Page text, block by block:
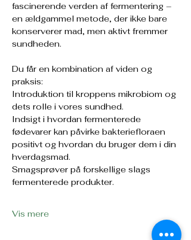
fascinerende verden af fermentering –
en ældgammel metode, der ikke bare
konserverer mad, men aktivt fremmer
sundheden.
Du får en kombination af viden og
praksis:
Introduktion til kroppens mikrobiom og
dets rolle i vores sundhed.
Indsigt i hvordan fermenterede
fødevarer kan påvirke bakteriefloraen
positivt og hvordan du bruger dem i din
hverdagsmad.
Smagsprøver på forskellige slags
fermenterede produkter.
Vis mere